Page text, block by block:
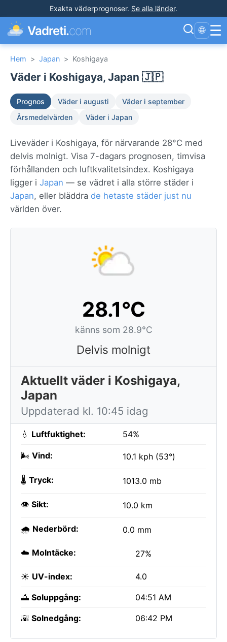
Exakta väderprognoser. Se alla länder.
Vadreti.com 🌐 ☰
Hem > Japan > Koshigaya
Väder i Koshigaya, Japan 🇯🇵
Prognos Väder i augusti
Väder i september
Årsmedelvärden
Väder i Japan
Liveväder i Koshigaya, för närvarande 28°C med
delvis molnigt. Visa 7-dagars prognosen, timvisa
förhållanden och luftkvalitetsindex. Koshigaya
ligger i Japan — se vädret i alla större städer i
Japan, eller bläddra de hetaste städer just nu
världen över.
28.1°C
känns som 28.9°C
Delvis molnigt
Aktuellt väder i Koshigaya,
Japan
Uppdaterad kl. 10:45 idag
💧 Luftfuktighet: 54%
🌬️ Vind: 10.1 kph (53°)
🌡️ Tryck: 1013.0 mb
👁️ Sikt: 10.0 km
🌧️ Nederbörd: 0.0 mm
☁️ Molntäcke: 27%
☀️ UV-index: 4.0
🌅 Soluppgång: 04:51 AM
🌇 Solnedgång: 06:42 PM